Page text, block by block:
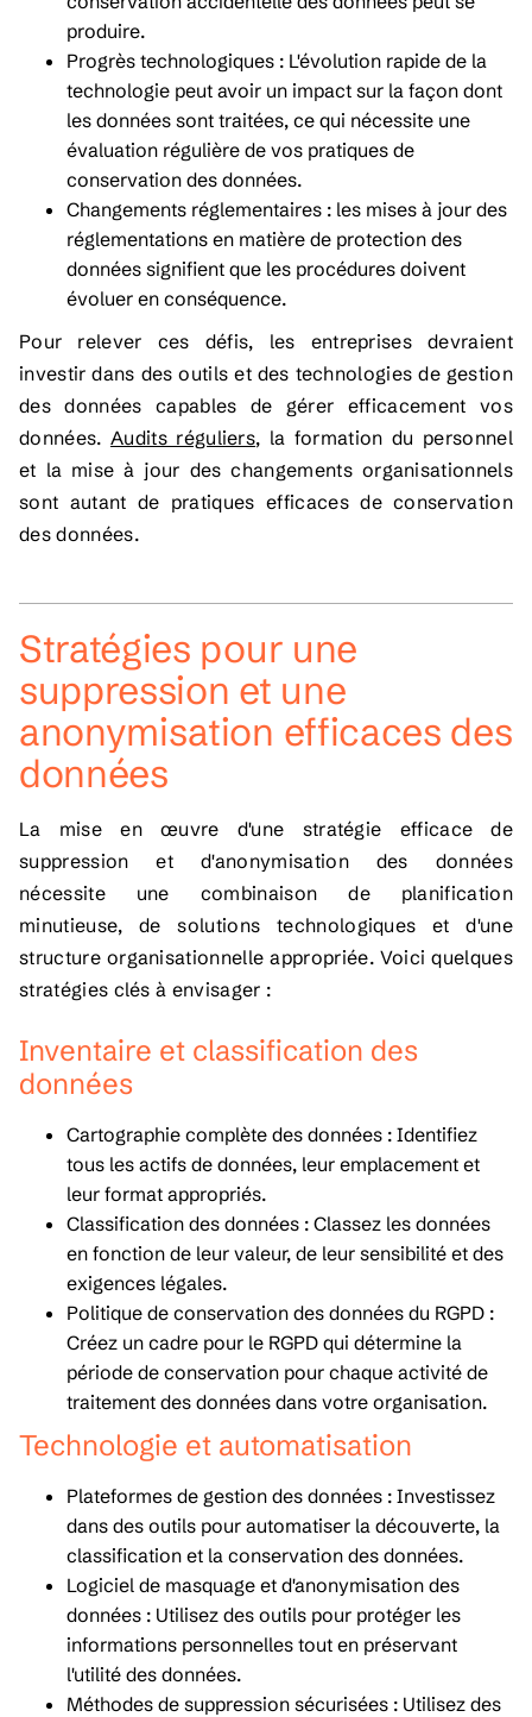
produire.
Progrès technologiques : L'évolution rapide de la
technologie peut avoir un impact sur la façon dont
les données sont traitées, ce qui nécessite une
évaluation régulière de vos pratiques de
conservation des données.
Changements réglementaires : les mises à jour des
réglementations en matière de protection des
données signifient que les procédures doivent
évoluer en conséquence.
Pour relever ces défis, les entreprises devraient
investir dans des outils et des technologies de gestion
des données capables de gérer efficacement vos
données. Audits réguliers, la formation du personnel
et la mise à jour des changements organisationnels
sont autant de pratiques efficaces de conservation
des données.
Stratégies pour une
suppression et une
anonymisation efficaces des
données
La mise en œuvre d'une stratégie efficace de
suppression et d'anonymisation des données
nécessite une combinaison de planification
minutieuse, de solutions technologiques et d'une
structure organisationnelle appropriée. Voici quelques
stratégies clés à envisager :
Inventaire et classification des
données
Cartographie complète des données : Identifiez
tous les actifs de données, leur emplacement et
leur format appropriés.
Classification des données : Classez les données
en fonction de leur valeur, de leur sensibilité et des
exigences légales.
Politique de conservation des données du RGPD :
Créez un cadre pour le RGPD qui détermine la
période de conservation pour chaque activité de
traitement des données dans votre organisation.
Technologie et automatisation
Plateformes de gestion des données : Investissez
dans des outils pour automatiser la découverte, la
classification et la conservation des données.
Logiciel de masquage et d'anonymisation des
données : Utilisez des outils pour protéger les
informations personnelles tout en préservant
l'utilité des données.
Méthodes de suppression sécurisées : Utilisez des